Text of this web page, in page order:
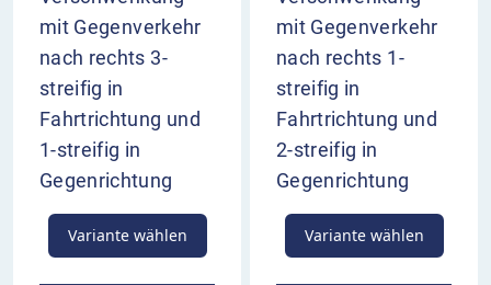
mit Gegenverkehr
nach rechts 3-
streifig in
Fahrtrichtung und
1-streifig in
Gegenrichtung
Variante wählen
mit Gegenverkehr
nach rechts 1-
streifig in
Fahrtrichtung und
2-streifig in
Gegenrichtung
Variante wählen